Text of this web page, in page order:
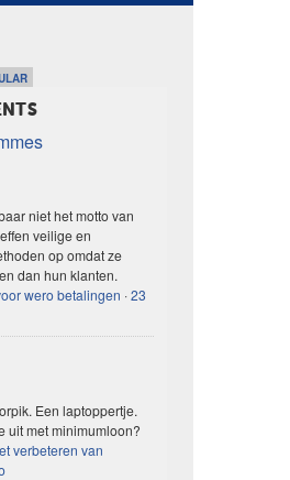
niet het motto van
veilige en
op omdat ze
dan hun klanten.
wero betalingen ·23
Een laptoppertje.
uit met minimumloon?
verbeteren van